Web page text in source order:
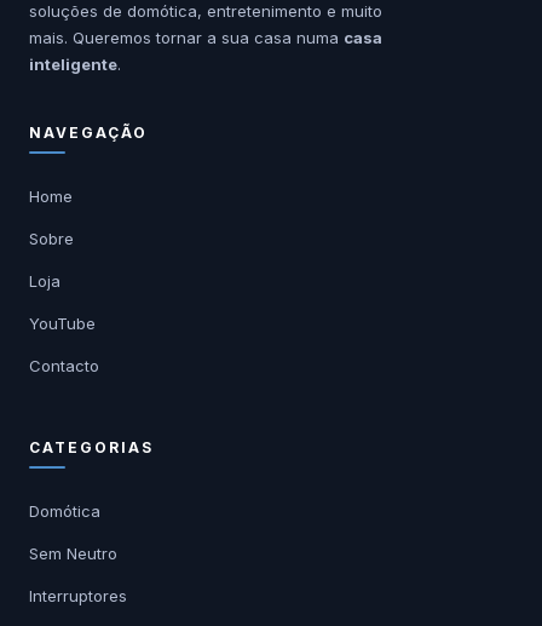
soluções de domótica, entretenimento e muito
mais. Queremos tornar a sua casa numa casa
inteligente.
NAVEGAÇÃO
Home
Sobre
Loja
YouTube
Contacto
CATEGORIAS
Domótica
Sem Neutro
Interruptores